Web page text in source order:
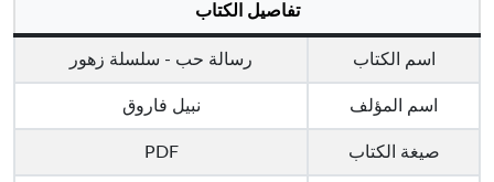
تفاصيل الكتاب
اسم الكتاب رسالة حب - سلسلة زهور
اسم المؤلف نبيل فاروق
صيغة الكتاب PDF